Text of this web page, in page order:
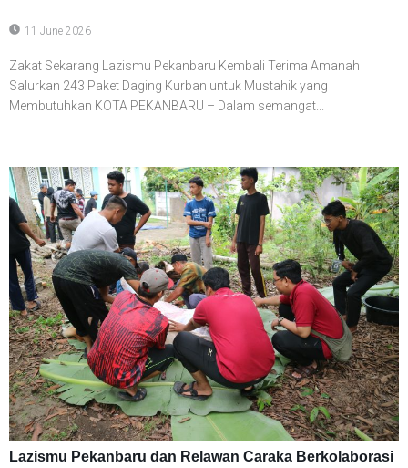
11 June 2026
Zakat Sekarang Lazismu Pekanbaru Kembali Terima Amanah
Salurkan 243 Paket Daging Kurban untuk Mustahik yang
Membutuhkan KOTA PEKANBARU – Dalam semangat...
Lazismu Pekanbaru dan Relawan Caraka Berkolaborasi